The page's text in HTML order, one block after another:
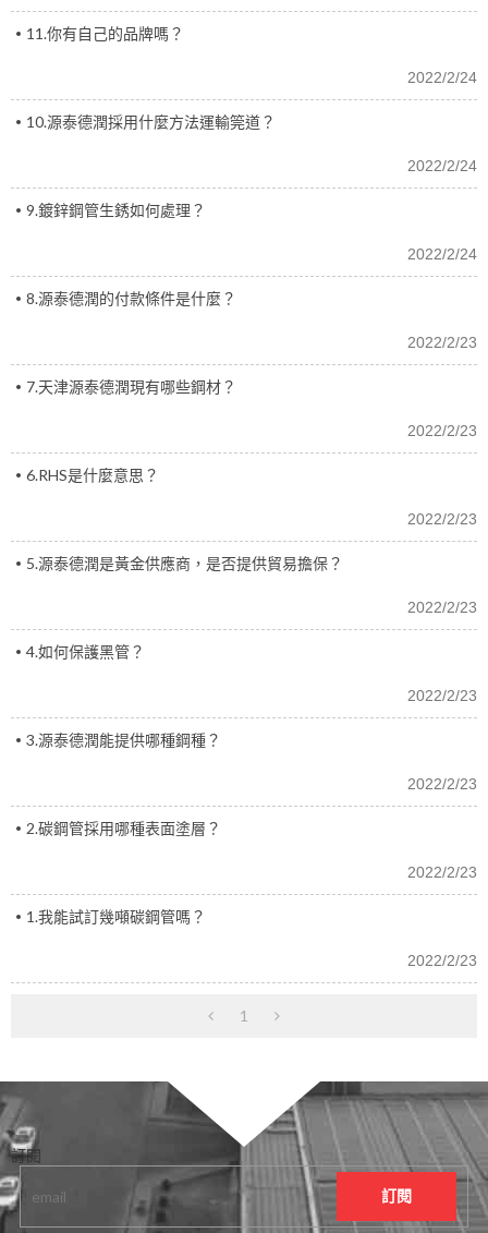
11.你有自己的品牌嗎？
2022/2/24
10.源泰德潤採用什麼方法運輸筦道？
2022/2/24
9.鍍鋅鋼管生銹如何處理？
2022/2/24
8.源泰德潤的付款條件是什麼？
2022/2/23
7.天津源泰德潤現有哪些鋼材？
2022/2/23
6.RHS是什麼意思？
2022/2/23
5.源泰德潤是黃金供應商，是否提供貿易擔保？
2022/2/23
4.如何保護黑管？
2022/2/23
3.源泰德潤能提供哪種鋼種？
2022/2/23
2.碳鋼管採用哪種表面塗層？
2022/2/23
1.我能試訂幾噸碳鋼管嗎？
2022/2/23
1
訂閱